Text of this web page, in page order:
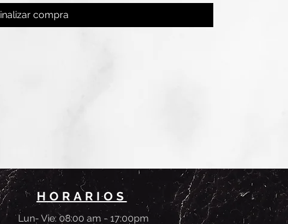
compra
HORARIOS
Lun- Vie: 08:00 am - 17:00pm